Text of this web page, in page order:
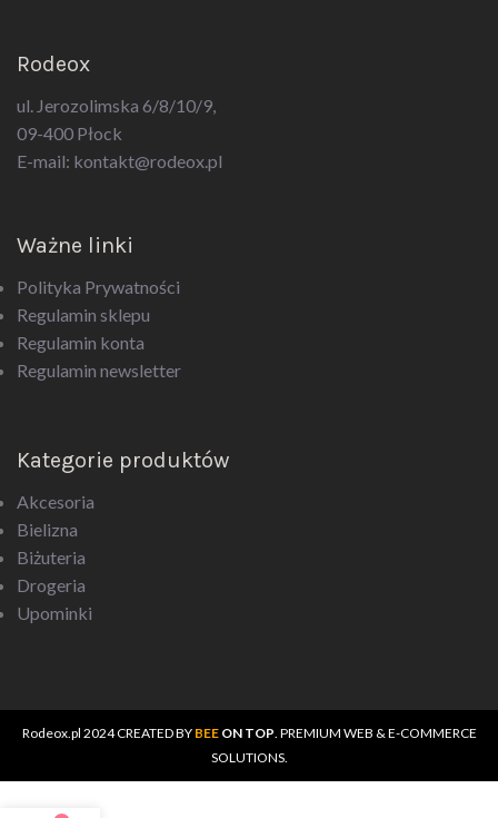
Rodeox
ul. Jerozolimska 6/8/10/9,
09-400 Płock
E-mail: kontakt@rodeox.pl
Ważne linki
Polityka Prywatności
Regulamin sklepu
Regulamin konta
Regulamin newsletter
Kategorie produktów
Akcesoria
Bielizna
Biżuteria
Drogeria
Upominki
Rodeox.pl 2024 CREATED BY BEEON TOP . PREMIUM WEB & E-COMMERCE
SOLUTIONS.